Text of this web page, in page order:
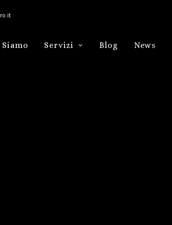
Siamo Servizi Blog News